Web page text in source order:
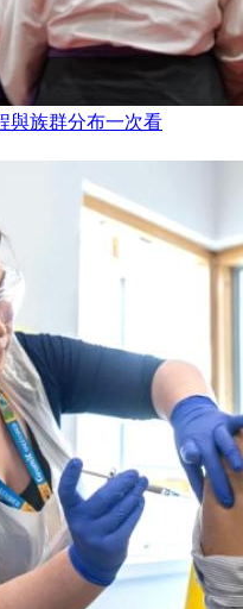
與族群分布一次看